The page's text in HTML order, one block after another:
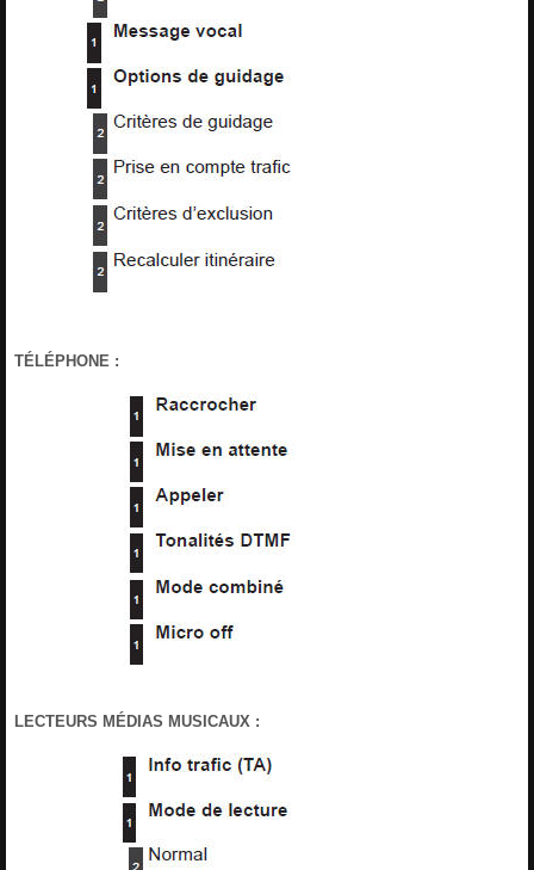
TÉLÉPHONE :
LECTEURS MÉDIAS MUSICAUX :